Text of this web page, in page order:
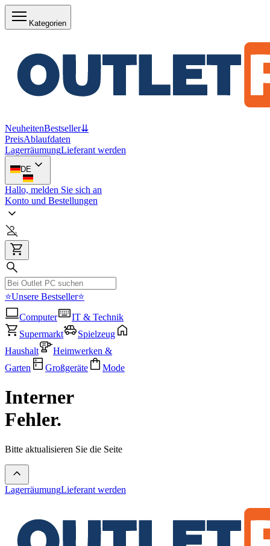
Kategorien
NeuheitenBestseller⇊
PreisAblaufdaten
LagerräumungLieferant werden
DE
Hallo, melden Sie sich an
Konto und Bestellungen
⭐Unsere Bestseller⭐
Computer
IT & Technik
Supermarkt
Spielzeug
Haushalt
Heimwerken &
Garten
Großgeräte Mode
Interner
Fehler.
Bitte aktualisieren Sie die Seite
LagerräumungLieferant werden